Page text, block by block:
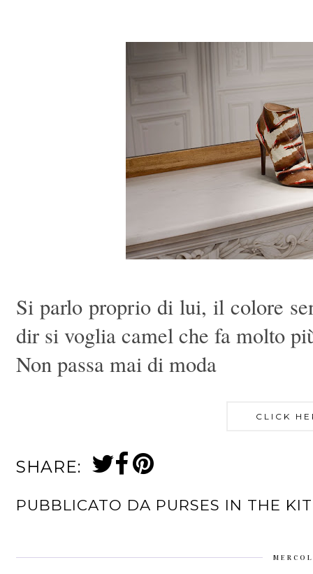
Si parlo proprio di lui, il colore
dir si voglia camel che fa molto
Non passa mai di moda
CLICK
SHARE:
PUBBLICATO DA PURSES IN THE